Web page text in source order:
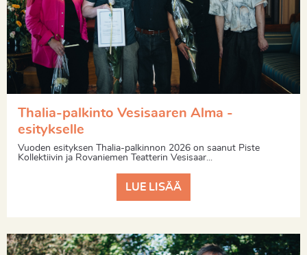
Thalia-palkinto Vesisaaren Alma -
esitykselle
Vuoden esityksen Thalia-palkinnon 2026 on saanut Piste
Kollektiivin ja Rovaniemen Teatterin Vesisaar...
LUE LISÄÄ